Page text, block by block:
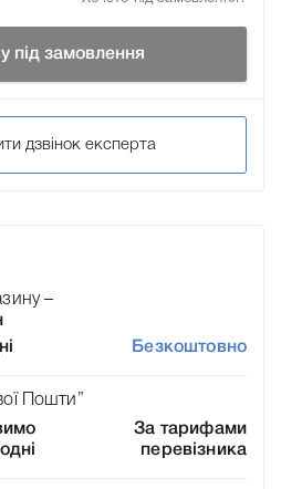
під замовлення
дзвінок експерта
–
Безкоштовно
Пошти”
За тарифами
перевізника